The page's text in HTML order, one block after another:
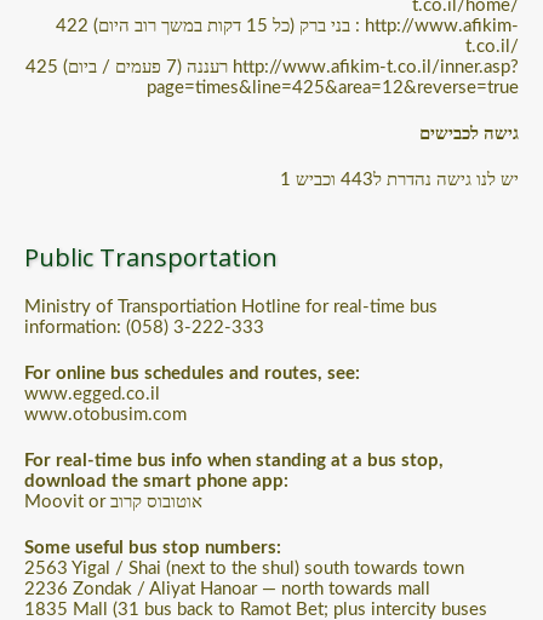
t.co.il/home/
422 (בני ברק (כל 15 דקות במשך רוב היום : http://www.afikim-
t.co.il/
425 (רעננה (7 פעמים / ביום http://www.afikim-t.co.il/inner.asp?
page=times&line=425&area=12&reverse=true
גישה לכבישים
יש לנו גישה נהדרת ל443 וכביש 1
Public Transportation
Ministry of Transportiation Hotline for real-time bus
information: (058) 3-222-333
For online bus schedules and routes, see:
www.egged.co.il
www.otobusim.com
For real-time bus info when standing at a bus stop,
download the smart phone app:
Moovit or אוטובוס קרוב
Some useful bus stop numbers:
2563 Yigal / Shai (next to the shul) south towards town
2236 Zondak / Aliyat Hanoar — north towards mall
1835 Mall (31 bus back to Ramot Bet; plus intercity buses